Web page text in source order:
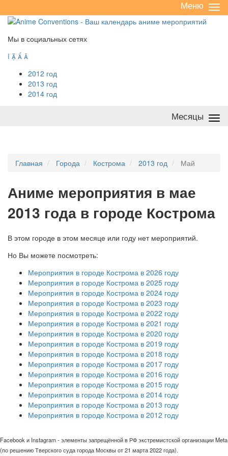
/
Меню
Мы в социальных сетях
   
2012 год
2013 год
2014 год
Месяцы
Главная Города Кострома 2013 год Май
Аниме мероприятия в мае
2013 года в городе Кострома
В этом городе в этом месяце или году нет мероприятий.
Но Вы можете посмотреть:
Мероприятия в городе Кострома в 2026 году
Мероприятия в городе Кострома в 2025 году
Мероприятия в городе Кострома в 2024 году
Мероприятия в городе Кострома в 2023 году
Мероприятия в городе Кострома в 2022 году
Мероприятия в городе Кострома в 2021 году
Мероприятия в городе Кострома в 2020 году
Мероприятия в городе Кострома в 2019 году
Мероприятия в городе Кострома в 2018 году
Мероприятия в городе Кострома в 2017 году
Мероприятия в городе Кострома в 2016 году
Мероприятия в городе Кострома в 2015 году
Мероприятия в городе Кострома в 2014 году
Мероприятия в городе Кострома в 2013 году
Мероприятия в городе Кострома в 2012 году
Facebook и Instagram - элементы запрещённой в РФ экстремистской организации Meta
(по решению Тверского суда города Москвы от 21 марта 2022 года).